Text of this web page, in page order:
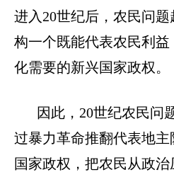
进入20世纪后，农民问
构一个既能代表农民利
化需要的新兴国家政权。
因此， 20世纪农民问
过暴力革命推翻代表地
国家政权，把农民从政